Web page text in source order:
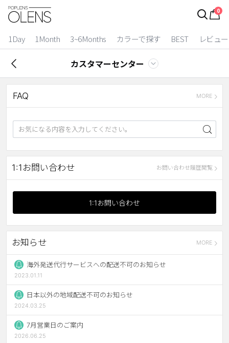
0
1Day 1Month 3~6Months カラーで探す BEST レビュー
ログイン
カラコン比較
今月限定特典
ベスト
カラコン
1 Day
カラー
ブラウン
グレー
ブラック
ヘーゼル
グリーン
ブルー
ピンク
透明
ハロウィンカラコン
カスタマーセンター
FAQ MORE
1:1お問い合わせ
1:1お問い合わせ
お問い合わせ履歴閲覧
お知らせ
海外発送代行サービスへの配送不可のお知らせ
2023.01.11
日本以外の地域配送不可のお知らせ
2024.03.25
7月営業日のご案内
2026.06.25
MORE